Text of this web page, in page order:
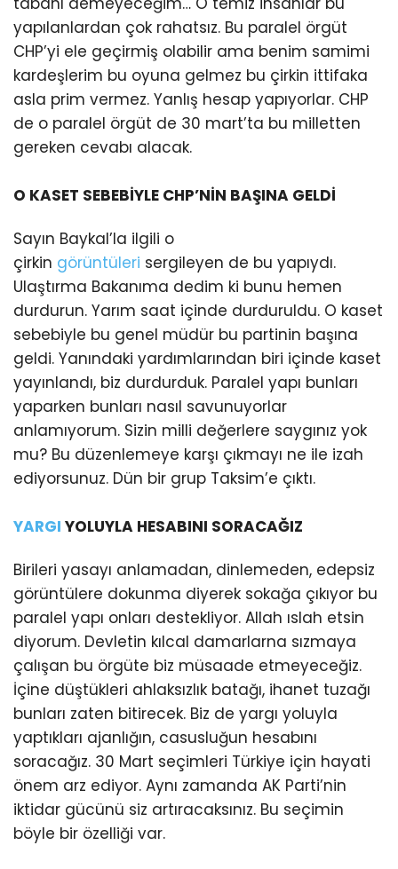
yapılanlardan çok rahatsız. Bu paralel örgüt
CHP’yi ele geçirmiş olabilir ama benim samimi
kardeşlerim bu oyuna gelmez bu çirkin ittifaka
asla prim vermez. Yanlış hesap yapıyorlar. CHP
de o paralel örgüt de 30 mart’ta bu milletten
gereken cevabı alacak.
O KASET SEBEBİYLE CHP’NİN BAŞINA GELDİ
Sayın Baykal’la ilgili o
çirkin görüntüleri sergileyen de bu yapıydı.
Ulaştırma Bakanıma dedim ki bunu hemen
durdurun. Yarım saat içinde durduruldu. O kaset
sebebiyle bu genel müdür bu partinin başına
geldi. Yanındaki yardımlarından biri içinde kaset
yayınlandı, biz durdurduk. Paralel yapı bunları
yaparken bunları nasıl savunuyorlar
anlamıyorum. Sizin milli değerlere saygınız yok
mu? Bu düzenlemeye karşı çıkmayı ne ile izah
ediyorsunuz. Dün bir grup Taksim’e çıktı.
YARGI YOLUYLA HESABINI SORACAĞIZ
Birileri yasayı anlamadan, dinlemeden, edepsiz
görüntülere dokunma diyerek sokağa çıkıyor bu
paralel yapı onları destekliyor. Allah ıslah etsin
diyorum. Devletin kılcal damarlarna sızmaya
çalışan bu örgüte biz müsaade etmeyeceğiz.
İçine düştükleri ahlaksızlık batağı, ihanet tuzağı
bunları zaten bitirecek. Biz de yargı yoluyla
yaptıkları ajanlığın, casusluğun hesabını
soracağız. 30 Mart seçimleri Türkiye için hayati
önem arz ediyor. Aynı zamanda AK Parti’nin
iktidar gücünü siz artıracaksınız. Bu seçimin
böyle bir özelliği var.